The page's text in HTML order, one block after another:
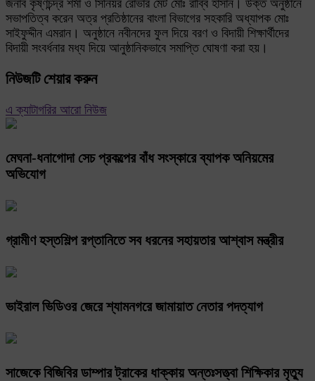
জনাব কৃষ্ণচন্দ্র শর্মা ও সিনিয়র রোভার মেট মোঃ রাব্বি হাসান। উক্ত অনুষ্ঠানে
সভাপতিত্ব করেন অত্র প্রতিষ্ঠানের বাংলা বিভাগের সহকারি অধ্যাপক মোঃ
সাইফুদ্দীন এমরান। অনুষ্ঠানে নবীনদের ফুল দিয়ে বরণ ও বিদায়ী শিক্ষার্থীদের
বিদায়ী সংবর্ধনার মধ্য দিয়ে আনুষ্ঠানিকভাবে সমাপ্তি ঘোষণা করা হয়।
নিউজটি শেয়ার করুন
এ ক্যাটাগরির আরো নিউজ
মেঘনা-ধনাগোদা সেচ প্রকল্পের বাঁধ সংস্কারে ব্যাপক অনিয়মের
অভিযোগ
গ্রামীণ হস্তশিল্প রপ্তানিতে সব ধরনের সহায়তার আশ্বাস মন্ত্রীর
ভাইরাল ভিডিওর জেরে শ্যামনগরে জামায়াত নেতার পদত্যাগ
সাজেকে বিজিবির ডাম্পার ট্রাকের ধাক্কায় অন্তঃসত্ত্বা শিক্ষিকার মৃত্যু